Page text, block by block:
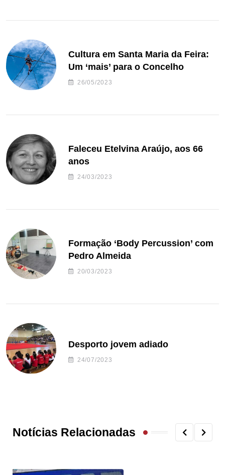
Cultura em Santa Maria da Feira:
Um ‘mais’ para o Concelho
26/05/2023
Faleceu Etelvina Araújo, aos 66
anos
24/03/2023
Formação ‘Body Percussion’ com
Pedro Almeida
20/03/2023
Desporto jovem adiado
24/07/2023
Notícias Relacionadas